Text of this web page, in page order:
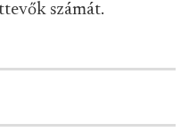
számát.